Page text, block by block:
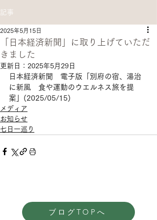
記事
「日本経済新聞」に取り上げていただ
きました
2025年5月15日
更新日： 2025年5月29日
日本経済新聞　電子版「 別府の宿、湯治
に新風　食や運動のウエルネス旅を提
案」(2025/05/15)
メディア
お知らせ
七日一巡り
ブログTOPへ